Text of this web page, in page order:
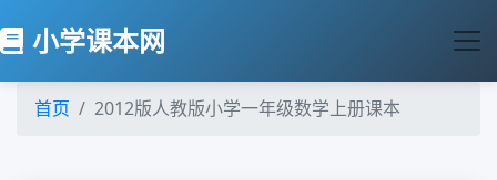
小学课本网
首页 2012版人教版小学一年级数学上册课本